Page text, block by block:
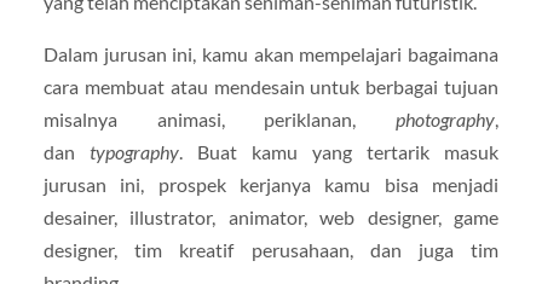
Dalam jurusan ini, kamu akan mempelajari bagaimana
cara membuat atau mendesain untuk berbagai tujuan
misalnya animasi, periklanan,photography,
dan typography. Buat kamu yang tertarik masuk
jurusan ini, prospek kerjanya kamu bisa menjadi
desainer, illustrator, animator, web designer, game
designer, tim kreatif perusahaan, dan juga tim